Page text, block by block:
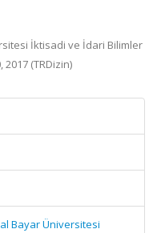
İktisadi ve İdari Bilimler
2017 (TRDizin)
Bayar Üniversitesi